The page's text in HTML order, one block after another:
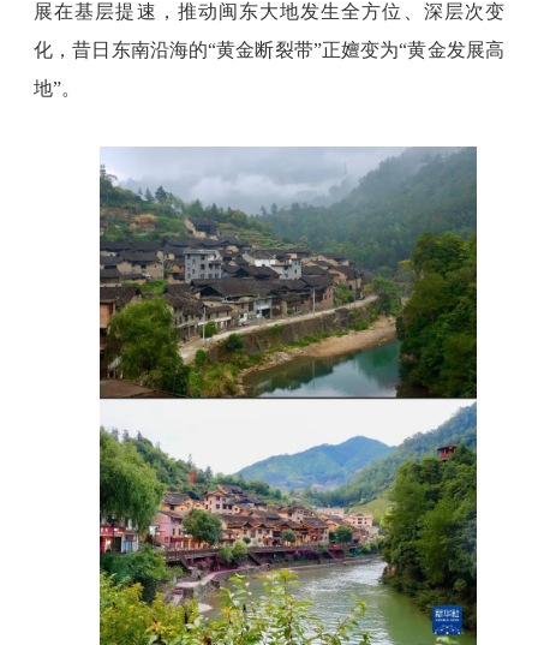
展在基层提速，推动闽东大地发生全方位、深层次变
化，昔日东南沿海的“黄金断裂带”正嬗变为“黄金发展高
地”。